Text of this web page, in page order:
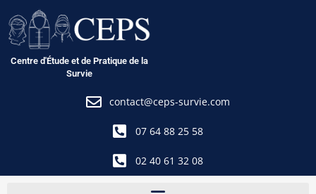
au
contenu
Centre d'Étude et de Pratique de la
Survie
contact@ceps-survie.com
07 64 88 25 58
02 40 61 32 08